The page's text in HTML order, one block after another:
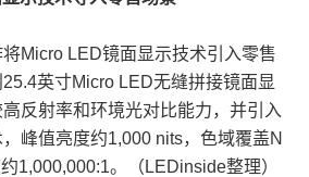
Micro LED镜面显示技术引入零售
英寸Micro LED无缝拼接镜面显
反射率和环境光对比能力，并引入
峰值亮度约1,000 nits，色域覆盖N
1,000,000:1。（LEDinside整理）